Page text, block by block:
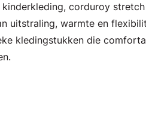
corduroy
uitstraling, warmte en
kledingstukken die